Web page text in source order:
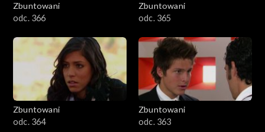
Zbuntowani
odc. 366
Zbuntowani
odc. 365
Zbuntowani
odc. 364
Zbuntowani
odc. 363